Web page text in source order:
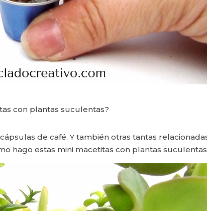
con plantas suculentas?
de café. Y también otras tantas
hago estas mini macetitas con plantas